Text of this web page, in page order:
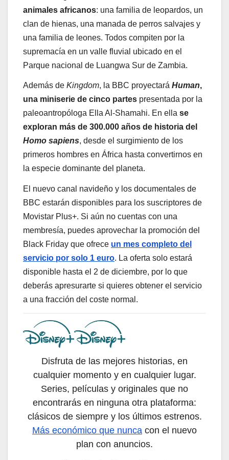
animales africanos: una familia de leopardos, un
clan de hienas, una manada de perros salvajes y
una familia de leones. Todos compiten por la
supremacía en un valle fluvial ubicado en el
Parque nacional de Luangwa Sur de Zambia.
Además de Kingdom, la BBC proyectará Human,
una miniserie de cinco partes presentada por la
paleoantropóloga Ella Al-Shamahi. En ella se
exploran más de 300.000 años de historia del
Homo sapiens, desde el surgimiento de los
primeros hombres en África hasta convertirnos en
la especie dominante del planeta.
El nuevo canal navideño y los documentales de
BBC estarán disponibles para los suscriptores de
Movistar Plus+. Si aún no cuentas con una
membresía, puedes aprovechar la promoción del
Black Friday que ofrece un mes completo del
servicio por solo 1 euro. La oferta solo estará
disponible hasta el 2 de diciembre, por lo que
deberás apresurarte si quieres obtener el servicio
a una fracción del coste normal.
Disfruta de las mejores historias, en
cualquier momento y en cualquier lugar.
Series, películas y originales que no
encontrarás en ninguna otra plataforma:
clásicos de siempre y los últimos estrenos.
Más económico que nunca con el nuevo
plan con anuncios.